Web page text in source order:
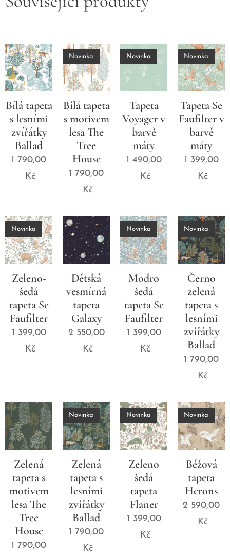
Bílá tapeta
s lesními
zvířátky
Ballad
1 790,00
Kč
Bílá tapeta
s motivem
lesa The
Tree
House
Novinka
1 790,00
Kč
Tapeta
Voyager v
barvě
máty
Novinka
1 490,00
Kč
Tapeta Se
Faufilter v
barvě
máty
Novinka
1 399,00
Kč
Zeleno-
šedá
tapeta Se
Faufilter
Novinka
1 399,00
Kč
Dětská
vesmírná
tapeta
Galaxy
2 550,00
Kč
Modro
šedá
tapeta Se
Faufilter
Novinka
1 399,00
Kč
Černo
zelená
tapeta s
lesními
zvířátky
Ballad
Novinka
1 790,00
Kč
Zelená
tapeta s
motivem
lesa The
Tree
House
1 790,00
Zelená
tapeta s
lesními
zvířátky
Ballad
Novinka
1 790,00
Kč
Zeleno
šedá
tapeta
Flaner
Novinka
1 399,00
Kč
Béžová
tapeta
Herons
Novinka
2 590,00
Kč